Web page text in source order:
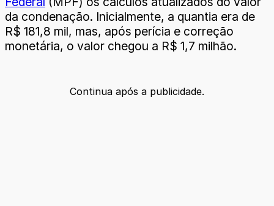
da condenação. Inicialmente, a quantia era de
R$ 181,8 mil, mas, após perícia e correção
monetária, o valor chegou a R$ 1,7 milhão.
Continua após a publicidade.